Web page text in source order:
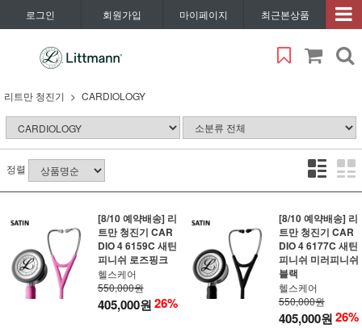
로그인 회원가입 마이페이지 최근본상품
리트만 청진기 CARDIOLOGY
정렬
[8/10 예약배송] 리
트만 청진기 CAR
DIO 4 6159C 새틴
피니쉬 로즈핑크
헬스케어
550,000원
405,000원26%
[8/10 예약배송] 리
트만 청진기 CAR
DIO 4 6177C 새틴
피니쉬 미러피니쉬
블랙
헬스케어
550,000원
405,000원26%